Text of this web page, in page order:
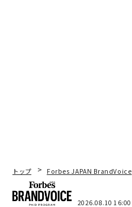
トップ Forbes JAPAN BrandVoice
2026.08.10 16:00